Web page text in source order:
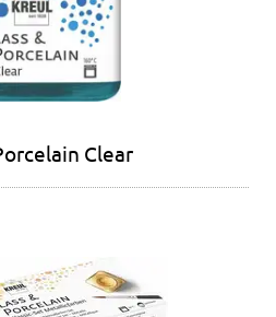
Clear